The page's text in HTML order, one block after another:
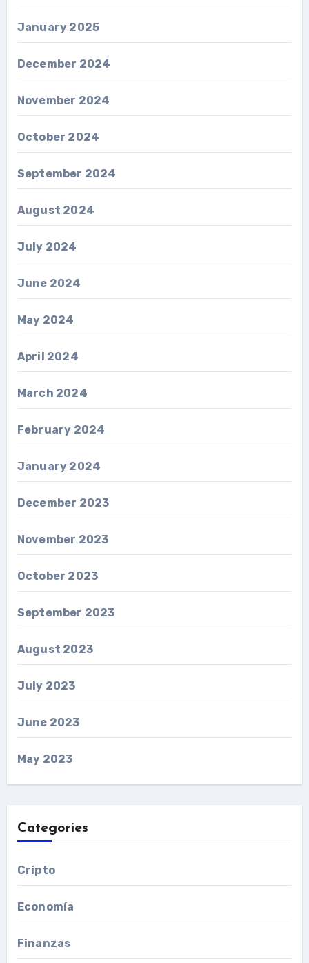
January 2025
December 2024
November 2024
October 2024
September 2024
August 2024
July 2024
June 2024
May 2024
April 2024
March 2024
February 2024
January 2024
December 2023
November 2023
October 2023
September 2023
August 2023
July 2023
June 2023
May 2023
Categories
Cripto
Economía
Finanzas